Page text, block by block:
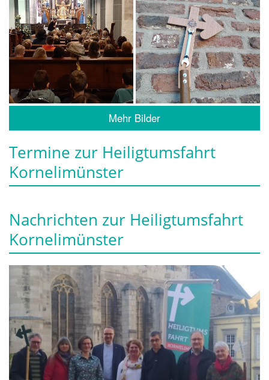
Mehr Bilder
Termine zur Heiligtumsfahrt
Kornelimünster
Nachrichten zur Heiligtumsfahrt
Kornelimünster